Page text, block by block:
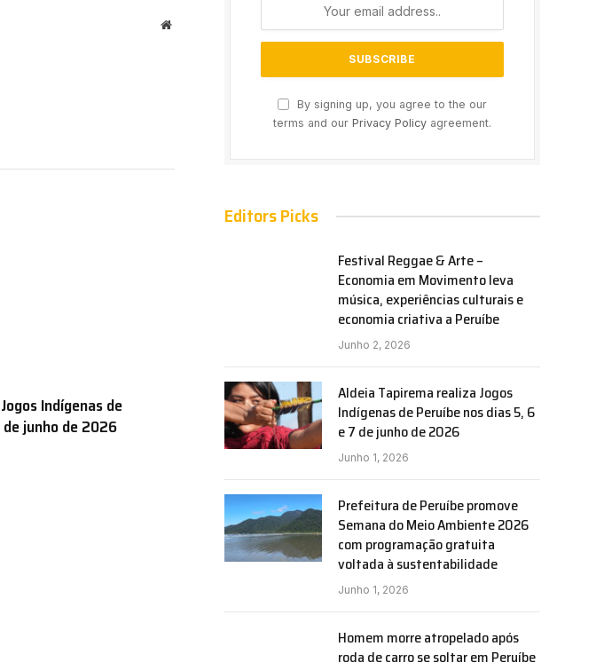
Website
Indígenas de
junho de 2026
By signing up, you agree to the our
terms and our Privacy Policy agreement.
Editors Picks
Festival Reggae & Arte –
Economia em Movimento leva
música, experiências culturais e
economia criativa a Peruíbe
Junho 2, 2026
Aldeia Tapirema realiza Jogos
Indígenas de Peruíbe nos dias 5, 6
e 7 de junho de 2026
Junho 1, 2026
Prefeitura de Peruíbe promove
Semana do Meio Ambiente 2026
com programação gratuita
voltada à sustentabilidade
Junho 1, 2026
Homem morre atropelado após
roda de carro se soltar em Peruíbe